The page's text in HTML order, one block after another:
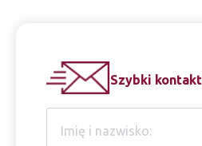
Szybki kontakt